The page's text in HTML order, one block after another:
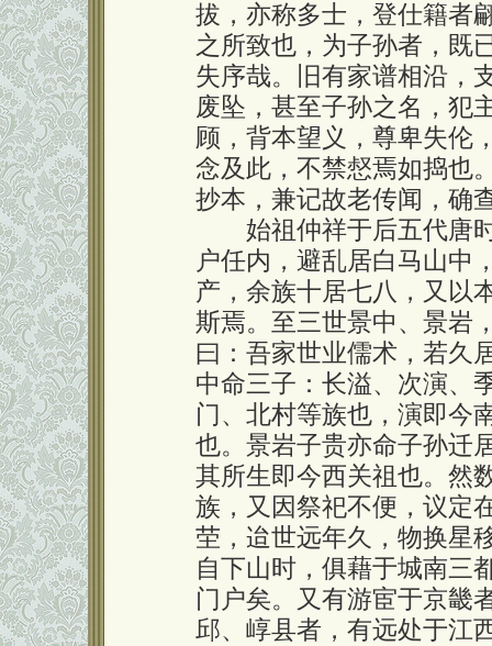
拔，亦称多士，登仕籍者
之所致也，为子孙者，既
失序哉。旧有家谱相沿，
废坠，甚至子孙之名，犯
顾，背本望义，尊卑失伦
念及此，不禁惄焉如捣也
抄本，兼记故老传闻，确
始祖仲祥于后五代唐时
户任内，避乱居白马山中
产，余族十居七八，又以
斯焉。至三世景中、景岩
曰：吾家世业儒术，若久
中命三子：长溢、次演、
门、北村等族也，演即今
也。景岩子贵亦命子孙迁
其所生即今西关祖也。然
族，又因祭祀不便，议定
茔，迨世远年久，物换星
自下山时，俱藉于城南三
门户矣。又有游宦于京畿
邱、崞县者，有远处于江